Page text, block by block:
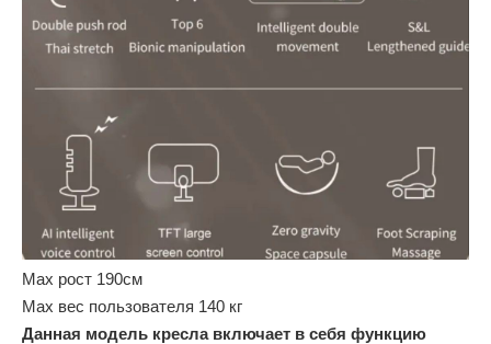
Мах рост 190см
Мах вес пользователя 140 кг
Данная модель кресла включает в себя функцию